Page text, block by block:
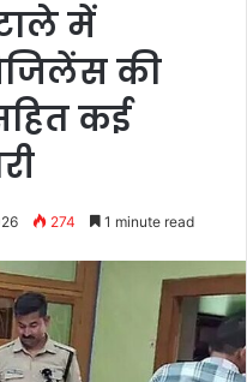
में
की
कई
274 1 minute read